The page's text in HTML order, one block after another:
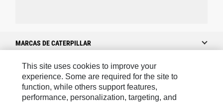
MARCAS DE CATERPILLAR
Caterpillar.com
Caterpillar Contacto
This site uses cookies to improve your
experience. Some are required for the site to
function, while others support features,
performance, personalization, targeting, and